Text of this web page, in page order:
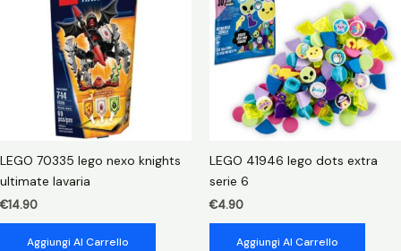
LEGO 70335 lego nexo knights
ultimate lavaria
€14.90
Aggiungi Al Carrello
LEGO 41946 lego dots extra
serie 6
€4.90
Aggiungi Al Carrello